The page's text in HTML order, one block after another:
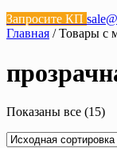
Запросите КП
Главная / Товары с
Показаны все (15)